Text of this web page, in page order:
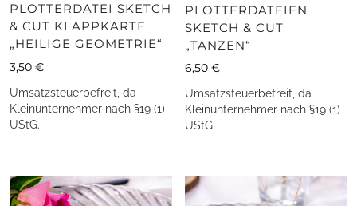
PLOTTERDATEI SKETCH
& CUT KLAPPKARTE
„HEILIGE GEOMETRIE“
3,50 €
Umsatzsteuerbefreit, da
Kleinunternehmer nach §19 (1)
UStG.
PLOTTERDATEIEN
SKETCH & CUT
„TANZEN“
6,50€
Umsatzsteuerbefreit, da
Kleinunternehmer nach §19 (1)
UStG.